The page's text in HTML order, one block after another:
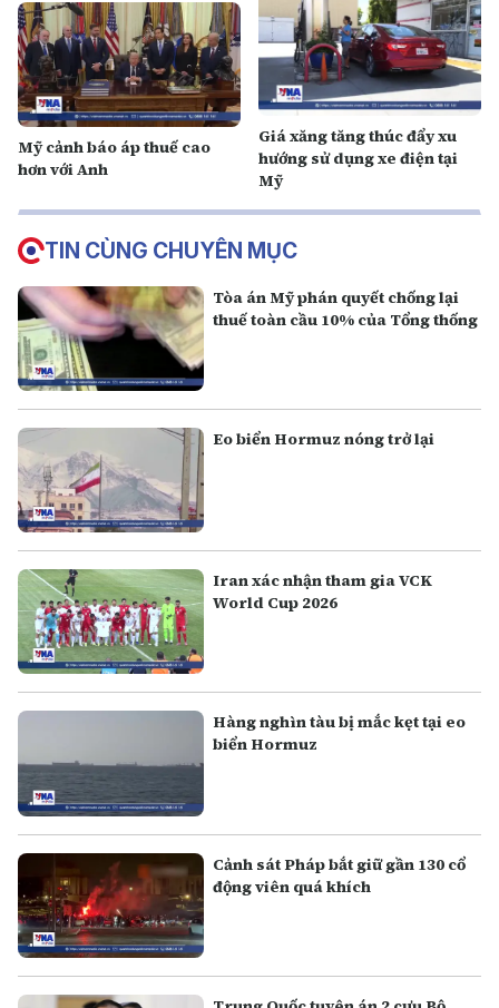
Mỹ cảnh báo áp thuế cao
hơn với Anh
Giá xăng tăng thúc đẩy xu
hướng sử dụng xe điện tại
Mỹ
TIN CÙNG CHUYÊN MỤC
Tòa án Mỹ phán quyết chống lại
thuế toàn cầu 10% của Tổng thống
Eo biển Hormuz nóng trở lại
Iran xác nhận tham gia VCK
World Cup 2026
Hàng nghìn tàu bị mắc kẹt tại eo
biển Hormuz
Cảnh sát Pháp bắt giữ gần 130 cổ
động viên quá khích